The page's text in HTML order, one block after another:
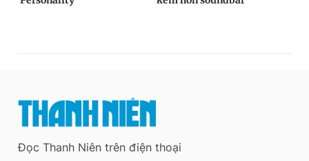
Đọc Thanh Niên trên điện thoại